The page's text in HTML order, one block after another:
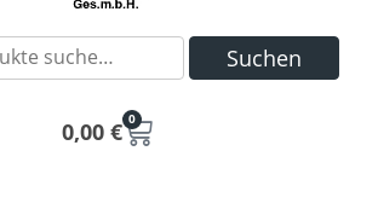
Suchen
0,00 € 0